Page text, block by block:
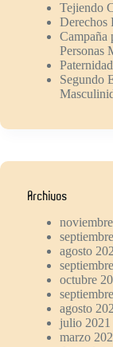
Tejiendo
Derechos
Campaña
Personas
Segundo
Archivos
agosto
octubre
agosto
julio 2021
marzo